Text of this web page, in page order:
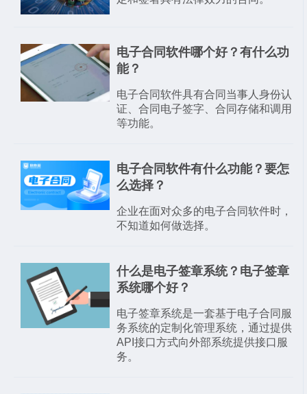
电子合同软件哪个好？有什么功
能？
电子合同软件具有合同当事人身份认
证、合同电子签字、合同存储和调用
等功能。
电子合同软件有什么功能？要怎
么选择？
企业在面对众多的电子合同软件时，
不知道如何做选择。
什么是电子签章系统？电子签章
系统哪个好？
电子签章系统是一套基于电子合同服
务系统的定制化管理系统，通过提供
API接口方式向外部系统提供接口服
务。